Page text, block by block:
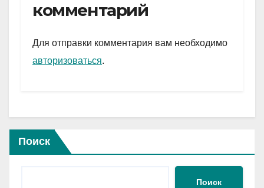
a
m
A
p
и
комментарий
Для отправки комментария вам необходимо
авторизоваться.
Поиск
Поиск